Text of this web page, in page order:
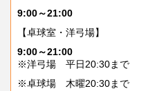
9:00～21:00
【卓球室・洋弓場】
9:00～21:00
※洋弓場 平日20:30まで
※卓球場 木曜20:30まで